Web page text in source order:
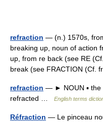
refraction — (n.) 1570s,
breaking up, noun of action
up, from re back (see RE
break (see FRACTION (Cf.
refraction — ► NOUN ▪ the
refracted …
English terms
Réfraction — Le pinceau